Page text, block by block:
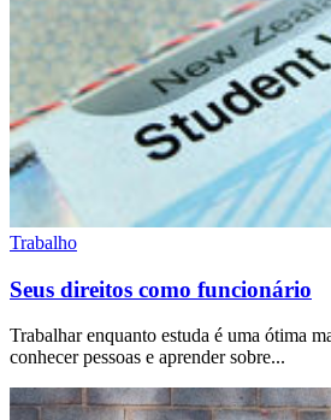
Trabalho
Seus direitos como funcionário
Trabalhar enquanto estuda é uma ótima
conhecer pessoas e aprender sobre...